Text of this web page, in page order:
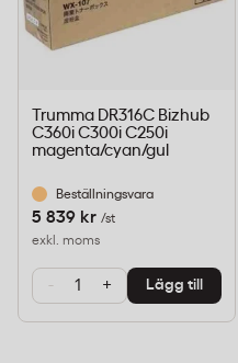
Trumma DR316C Bizhub
C360i C300i C250i
magenta/cyan/gul
Beställningsvara
5 839 kr /st
exkl. moms
- + Lägg till